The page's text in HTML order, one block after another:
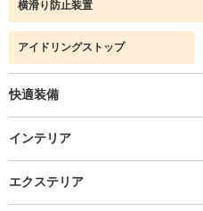
横滑り防止装置
アイドリングストップ
快適装備
インテリア
エクステリア